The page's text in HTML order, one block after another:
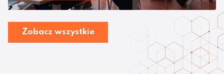
Zobacz wszystkie